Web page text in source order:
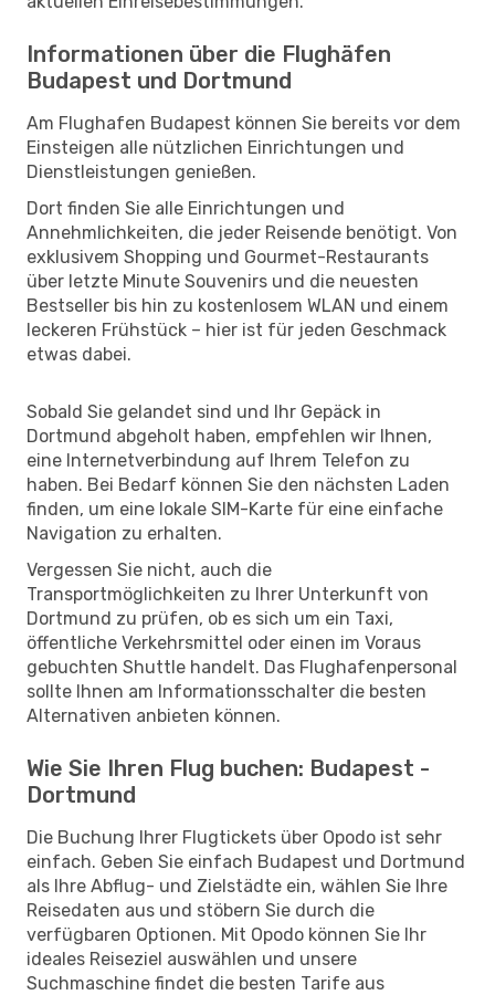
Informationen über die Flughäfen
Budapest und Dortmund
Am Flughafen Budapest können Sie bereits vor dem
Einsteigen alle nützlichen Einrichtungen und
Dienstleistungen genießen.
Dort finden Sie alle Einrichtungen und
Annehmlichkeiten, die jeder Reisende benötigt. Von
exklusivem Shopping und Gourmet-Restaurants
über letzte Minute Souvenirs und die neuesten
Bestseller bis hin zu kostenlosem WLAN und einem
leckeren Frühstück – hier ist für jeden Geschmack
etwas dabei.
Sobald Sie gelandet sind und Ihr Gepäck in
Dortmund abgeholt haben, empfehlen wir Ihnen,
eine Internetverbindung auf Ihrem Telefon zu
haben. Bei Bedarf können Sie den nächsten Laden
finden, um eine lokale SIM-Karte für eine einfache
Navigation zu erhalten.
Vergessen Sie nicht, auch die
Transportmöglichkeiten zu Ihrer Unterkunft von
Dortmund zu prüfen, ob es sich um ein Taxi,
öffentliche Verkehrsmittel oder einen im Voraus
gebuchten Shuttle handelt. Das Flughafenpersonal
sollte Ihnen am Informationsschalter die besten
Alternativen anbieten können.
Wie Sie Ihren Flug buchen: Budapest -
Dortmund
Die Buchung Ihrer Flugtickets über Opodo ist sehr
einfach. Geben Sie einfach Budapest und Dortmund
als Ihre Abflug- und Zielstädte ein, wählen Sie Ihre
Reisedaten aus und stöbern Sie durch die
verfügbaren Optionen. Mit Opodo können Sie Ihr
ideales Reiseziel auswählen und unsere
Suchmaschine findet die besten Tarife aus